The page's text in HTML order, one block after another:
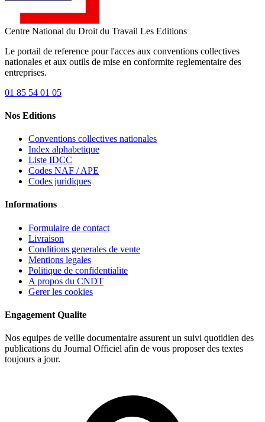
Centre National du Droit du Travail Les Editions
Le portail de reference pour l'acces aux conventions collectives
nationales et aux outils de mise en conformite reglementaire des
entreprises.
01 85 54 01 05
Nos Editions
Conventions collectives nationales
Index alphabetique
Liste IDCC
Codes NAF / APE
Codes juridiques
Informations
Formulaire de contact
Livraison
Conditions generales de vente
Mentions legales
Politique de confidentialite
A propos du CNDT
Gerer les cookies
Engagement Qualite
Nos equipes de veille documentaire assurent un suivi quotidien des
publications du Journal Officiel afin de vous proposer des textes
toujours a jour.